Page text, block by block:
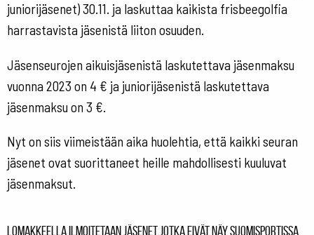
juniorijäsenet) 30.11. ja laskuttaa kaikista frisbeegolfia
harrastavista jäsenistä liiton osuuden.
Jäsenseurojen aikuisjäsenistä laskutettava jäsenmaksu
vuonna 2023 on 4 € ja juniorijäsenistä laskutettava
jäsenmaksu on 3 €.
Nyt on siis viimeistään aika huolehtia, että kaikki seuran
jäsenet ovat suorittaneet heille mahdollisesti kuuluvat
jäsenmaksut.
Lomakkeella ilmoitetaan jäsenet jotka eivät näy Suomisportissa